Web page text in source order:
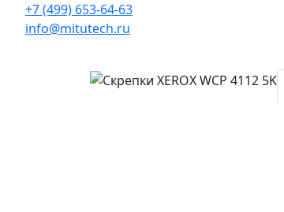
+7 (499) 653-64-63
info@mitutech.ru